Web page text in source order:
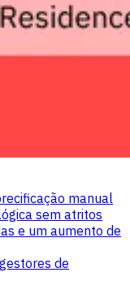
manual
sem atritos
e um aumento de
de